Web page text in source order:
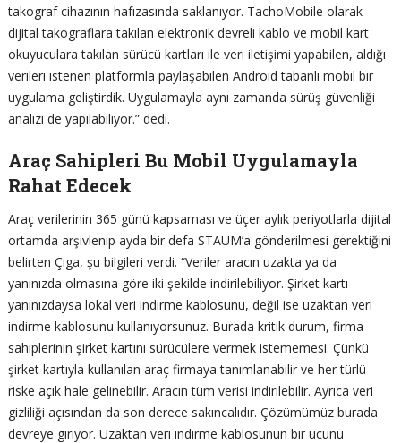
takograf cihazının hafızasında saklanıyor. TachoMobile olarak
dijital takograflara takılan elektronik devreli kablo ve mobil kart
okuyuculara takılan sürücü kartları ile veri iletişimi yapabilen, aldığı
verileri istenen platformla paylaşabilen Android tabanlı mobil bir
uygulama geliştirdik. Uygulamayla aynı zamanda sürüş güvenliği
analizi de yapılabiliyor.” dedi.
Araç Sahipleri Bu Mobil Uygulamayla
Rahat Edecek
Araç verilerinin 365 günü kapsaması ve üçer aylık periyotlarla dijital
ortamda arşivlenip ayda bir defa STAUM’a gönderilmesi gerektiğini
belirten Çiga, şu bilgileri verdi. “Veriler aracın uzakta ya da
yanınızda olmasına göre iki şekilde indirilebiliyor. Şirket kartı
yanınızdaysa lokal veri indirme kablosunu, değil ise uzaktan veri
indirme kablosunu kullanıyorsunuz. Burada kritik durum, firma
sahiplerinin şirket kartını sürücülere vermek istememesi. Çünkü
şirket kartıyla kullanılan araç firmaya tanımlanabilir ve her türlü
riske açık hale gelinebilir. Aracın tüm verisi indirilebilir. Ayrıca veri
gizliliği açısından da son derece sakıncalıdır. Çözümümüz burada
devreye giriyor. Uzaktan veri indirme kablosunun bir ucunu